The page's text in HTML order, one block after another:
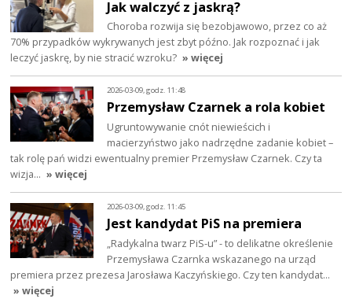
Jak walczyć z jaskrą?
Choroba rozwija się bezobjawowo, przez co aż
70% przypadków wykrywanych jest zbyt późno. Jak rozpoznać i jak
leczyć jaskrę, by nie stracić wzroku? » więcej
2026-03-09, godz. 11:48
Przemysław Czarnek a rola kobiet
Ugruntowywanie cnót niewieścich i
macierzyństwo jako nadrzędne zadanie kobiet –
tak rolę pań widzi ewentualny premier Przemysław Czarnek. Czy ta
wizja… » więcej
2026-03-09, godz. 11:45
Jest kandydat PiS na premiera
„Radykalna twarz PiS-u” - to delikatne określenie
Przemysława Czarnka wskazanego na urząd
premiera przez prezesa Jarosława Kaczyńskiego. Czy ten kandydat…
» więcej